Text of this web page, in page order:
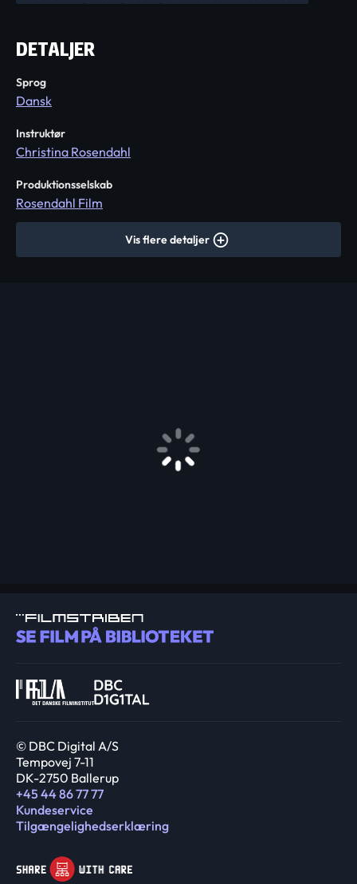
DETALJER
Sprog
Dansk
Instruktør
Christina Rosendahl
Produktionsselskab
Rosendahl Film
Vis flere detaljer
© DBC Digital A/S
Tempovej 7-11
DK-2750 Ballerup
+45 44 86 77 77
Kundeservice
Tilgængelighedserklæring